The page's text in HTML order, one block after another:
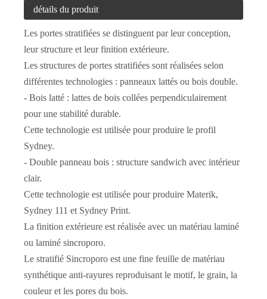
détails du produit
Les portes stratifiées se distinguent par leur conception,
leur structure et leur finition extérieure.
Les structures de portes stratifiées sont réalisées selon
différentes technologies : panneaux lattés ou bois double.
- Bois latté : lattes de bois collées perpendiculairement
pour une stabilité durable.
Cette technologie est utilisée pour produire le profil
Sydney.
- Double panneau bois : structure sandwich avec intérieur
clair.
Cette technologie est utilisée pour produire Materik,
Sydney 111 et Sydney Print.
La finition extérieure est réalisée avec un matériau laminé
ou laminé sincroporo.
Le stratifié Sincroporo est une fine feuille de matériau
synthétique anti-rayures reproduisant le motif, le grain, la
couleur et les pores du bois.